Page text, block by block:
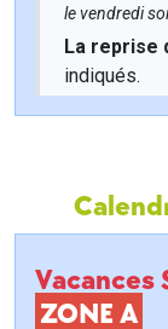
le vendredi
La reprise
indiqués.
Vacances
ZONE A